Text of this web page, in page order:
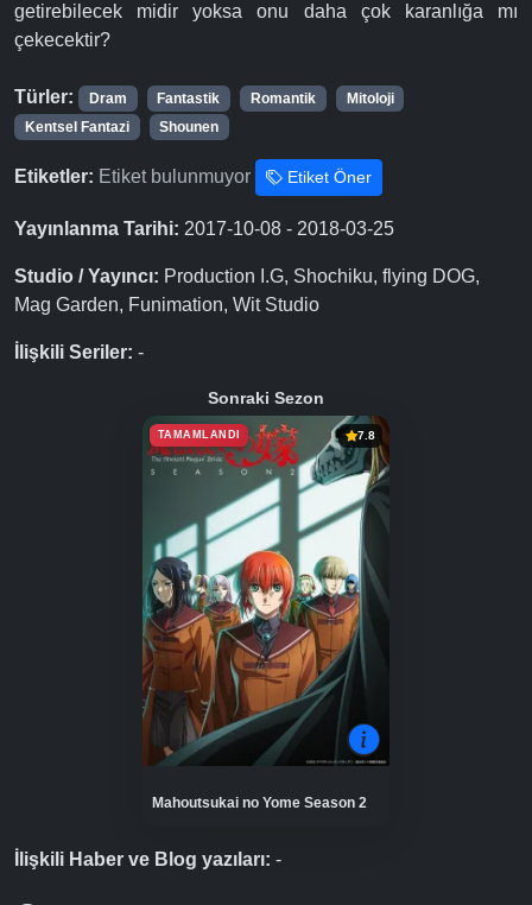
getirebilecek midir yoksa onu daha çok karanlığa mı
çekecektir?
Türler: Dram Fantastik Romantik
Mitoloji
Kentsel Fantazi
Shounen
Etiketler: Etiket bulunmuyor Etiket Öner
Yayınlanma Tarihi: 2017-10-08 - 2018-03-25
Studio / Yayıncı: Production I.G, Shochiku, flying DOG,
Mag Garden, Funimation, Wit Studio
İlişkili Seriler: -
Sonraki Sezon
TAMAMLANDI 7.8
Mahoutsukai no Yome Season 2
İlişkili Haber ve Blog yazıları: -